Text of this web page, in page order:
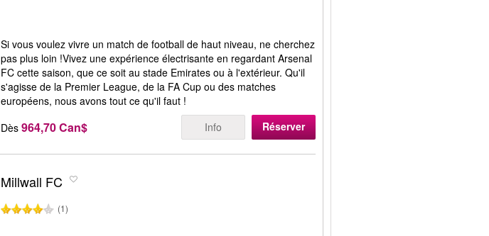
Si vous voulez vivre un match de football de haut niveau, ne cherchez
pas plus loin !Vivez une expérience électrisante en regardant Arsenal
FC cette saison, que ce soit au stade Emirates ou à l'extérieur. Qu'il
s'agisse de la Premier League, de la FA Cup ou des matches
européens, nous avons tout ce qu'il faut !
Dès 964,70 Can$ Info Réserver
Millwall FC
(1)